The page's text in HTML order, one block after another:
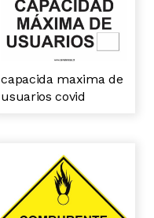
capacida maxima de
usuarios covid